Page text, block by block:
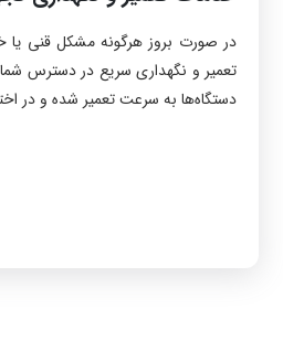
در صورت بروز هرگونه مشکل قنی یا
تعمیر و نگهداری سریع در دسترس
دستگاه‌ها به سرعت تعمیر شده و در